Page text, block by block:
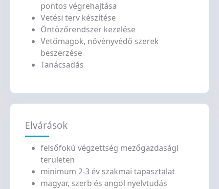
pontos végrehajtása
Vetési terv készítése
Öntözőrendszer kezelése
Vetőmagok, növényvédő szerek
beszerzése
Tanácsadás
Elvárások
felsőfokú végzettség mezőgazdasági
területen
minimum 2-3 év szakmai tapasztalat
magyar, szerb és angol nyelvtudás